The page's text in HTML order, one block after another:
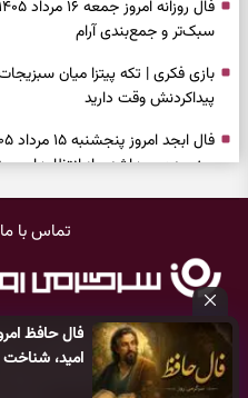
امید،
سبک‌تر و جمع‌بندی آرام
پیداکردنش وقت دارید
سنجیده و رهاشدن از انتظارهای
شناخت فرصت واقعی و پایان‌دادن به
تست شخصیت شناسی | کدام سکه‌ها
باارزش‌ترین چیز زندگی‌تان را
تماس با ما
کلیه حقوق مادی و معنوی این
می‌باشد و هر گونه کپی‌برداری